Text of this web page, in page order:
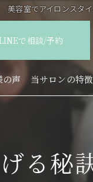
美容室でアイロンスタ
で相談/予約
の声 当サロンの特徴
パーマ
る秘